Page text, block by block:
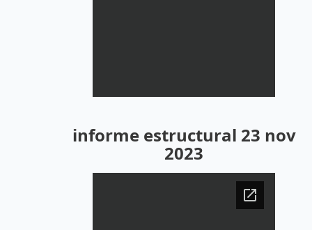
informe estructural 23 nov
2023